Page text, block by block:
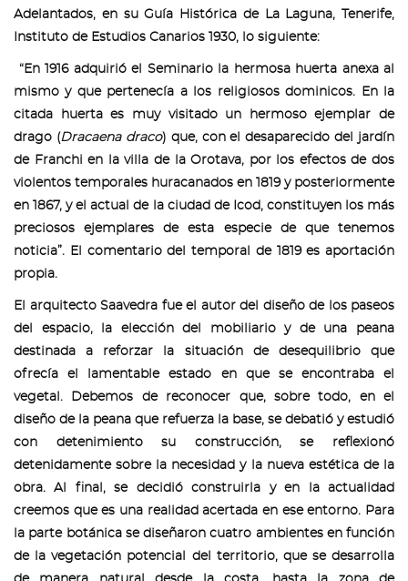
Adelantados, en su Guía Histórica de La Laguna, Tenerife,
Instituto de Estudios Canarios 1930, lo siguiente:
“En 1916 adquirió el Seminario la hermosa huerta anexa al
mismo y que pertenecía a los religiosos dominicos. En la
citada huerta es muy visitado un hermoso ejemplar de
drago (Dracaena draco) que, con el desaparecido del jardín
de Franchi en la villa de la Orotava, por los efectos de dos
violentos temporales huracanados en 1819 y posteriormente
en 1867, y el actual de la ciudad de Icod, constituyen los más
preciosos ejemplares de esta especie de que tenemos
noticia”. El comentario del temporal de 1819 es aportación
propia.
El arquitecto Saavedra fue el autor del diseño de los paseos
del espacio, la elección del mobiliario y de una peana
destinada a reforzar la situación de desequilibrio que
ofrecía el lamentable estado en que se encontraba el
vegetal. Debemos de reconocer que, sobre todo, en el
diseño de la peana que refuerza la base, se debatió y estudió
con detenimiento su construcción, se reflexionó
detenidamente sobre la necesidad y la nueva estética de la
obra. Al final, se decidió construirla y en la actualidad
creemos que es una realidad acertada en ese entorno. Para
la parte botánica se diseñaron cuatro ambientes en función
de la vegetación potencial del territorio, que se desarrolla